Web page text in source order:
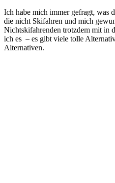
Ich habe mich immer gefragt, was
die nicht Skifahren und mich
Nichtskifahrenden trotzdem mit in
ich es – es gibt viele tolle
Alternativen.